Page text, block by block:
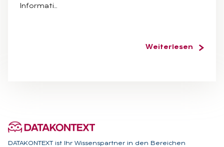
Informati…
Weiterlesen
DATAKONTEXT ist Ihr Wissenspartner in den Bereichen